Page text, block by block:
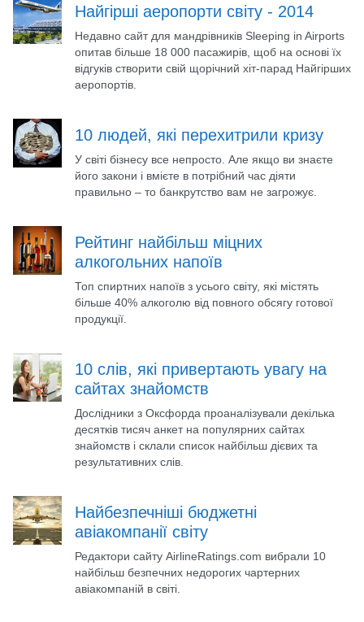
Найгірші аеропорти світу - 2014
Недавно сайт для мандрівників Sleeping in Airports
опитав більше 18 000 пасажирів, щоб на основі їх
відгуків створити свій щорічний хіт-парад Найгірших
аеропортів.
10 людей, які перехитрили кризу
У світі бізнесу все непросто. Але якщо ви знаєте
його закони і вмієте в потрібний час діяти
правильно – то банкрутство вам не загрожує.
Рейтинг найбільш міцних
алкогольних напоїв
Топ спиртних напоїв з усього світу, які містять
більше 40% алкоголю від повного обсягу готової
продукції.
10 слів, які привертають увагу на
сайтах знайомств
Дослідники з Оксфорда проаналізували декілька
десятків тисяч анкет на популярних сайтах
знайомств і склали список найбільш дієвих та
результативних слів.
Найбезпечніші бюджетні
авіакомпанії світу
Редактори сайту AirlineRatings.com вибрали 10
найбільш безпечних недорогих чартерних
авіакомпаній в світі.